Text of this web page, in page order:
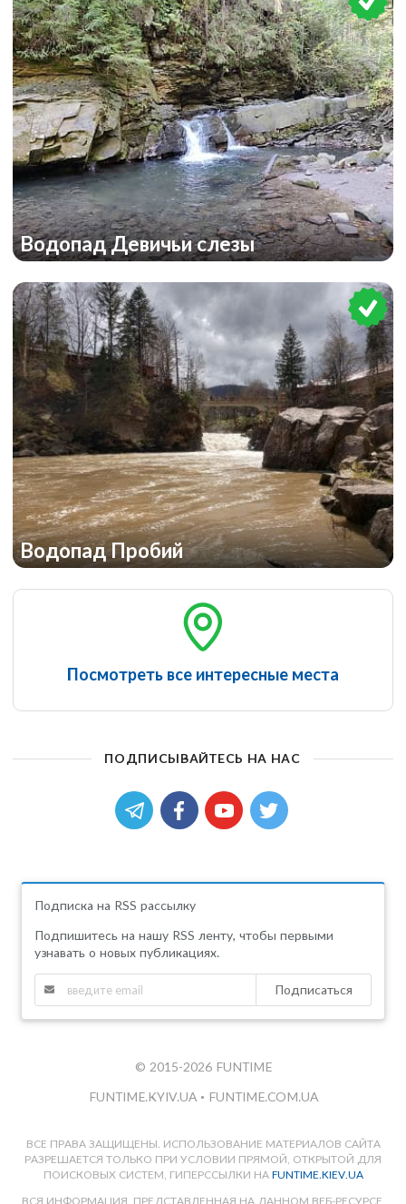
Водопад Девичьи слезы
Водопад Пробий
Посмотреть все интересные места
ПОДПИСЫВАЙТЕСЬ НА НАС
Подписка на RSS рассылку
Подпишитесь на нашу RSS ленту, чтобы первыми
узнавать о новых публикациях.
Подписаться
© 2015-2026 FUNTIME
FUNTIME.KYIV.UA • FUNTIME.COM.UA
ВСЕ ПРАВА ЗАЩИЩЕНЫ. ИСПОЛЬЗОВАНИЕ МАТЕРИАЛОВ САЙТА
РАЗРЕШАЕТСЯ ТОЛЬКО ПРИ УСЛОВИИ ПРЯМОЙ, ОТКРЫТОЙ ДЛЯ
ПОИСКОВЫХ СИСТЕМ, ГИПЕРССЫЛКИ НА FUNTIME.KIEV.UA
ВСЯ ИНФОРМАЦИЯ, ПРЕДСТАВЛЕННАЯ НА ДАННОМ ВЕБ-РЕСУРСЕ,